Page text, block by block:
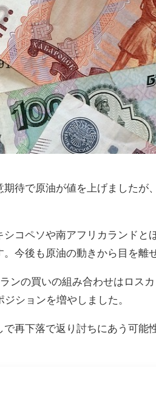
待で原油が値を上げましたが
コペソや南アフリカランドと
今後も原油の動きから目を離
ンの買いの組み合わせはロス
ションを増やしました。
再下落で返り討ちにあう可能